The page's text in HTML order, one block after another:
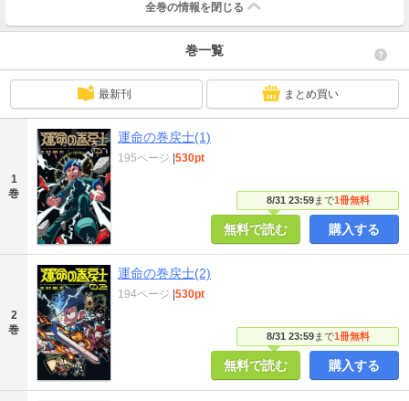
全巻の情報を 閉じる
巻一覧
最新刊 まとめ買い
1
巻
運命の巻戻士(1)
8/31 23:59まで1冊無料
195ページ 530pt
無料で読む 購入する
2
巻
運命の巻戻士(2)
8/31 23:59まで1冊無料
194ページ 530pt
無料で読む 購入する